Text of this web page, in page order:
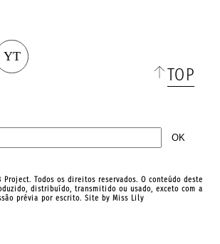
TOP
Project. Todos os direitos reservados. O conteúdo deste
distribuído, transmitido ou usado, exceto com a
prévia por escrito. Site by Miss Lily